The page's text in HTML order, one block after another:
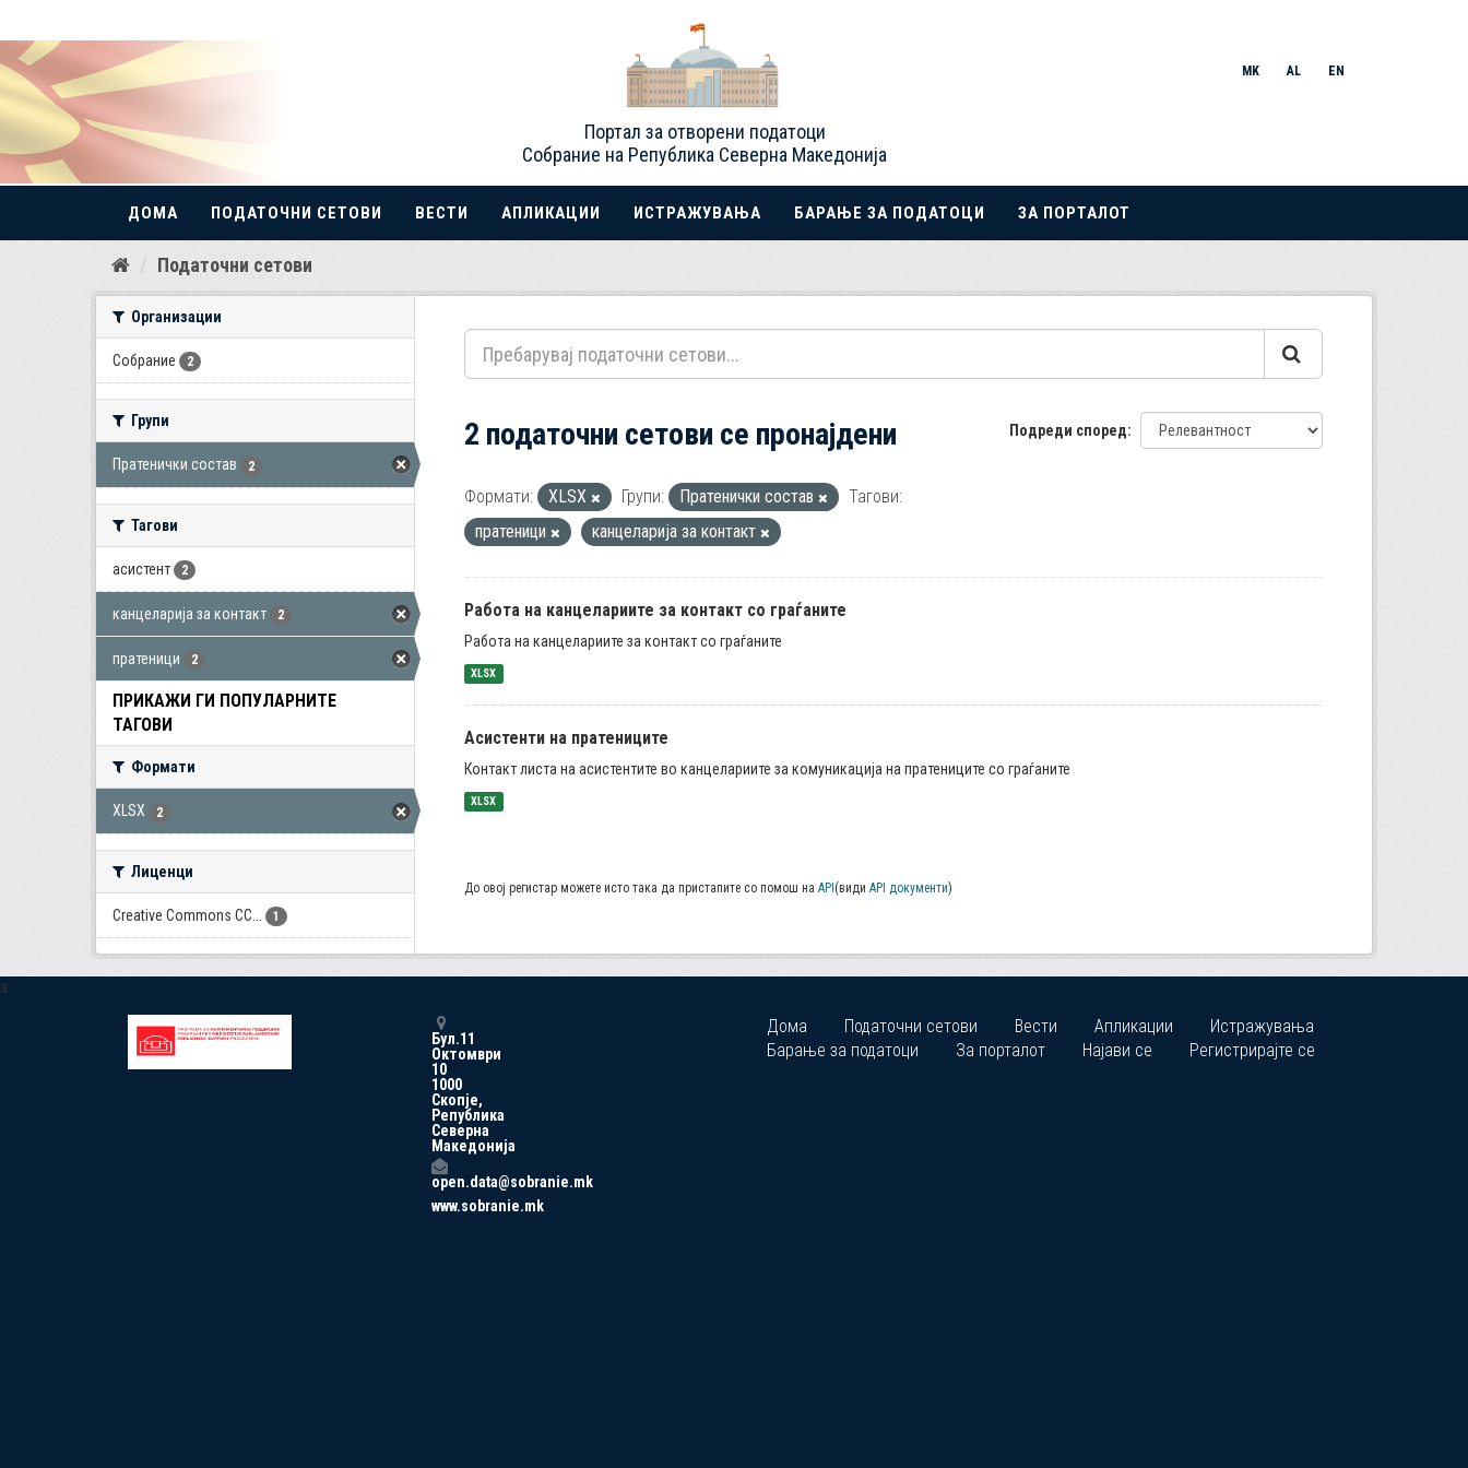
Прескокнете
Портал за отворени податоци
Собрание на Република Северна Македонија
MK AL EN
ДОМА ПОДАТОЧНИ СЕТОВИ ВЕСТИ АПЛИКАЦИИ ИСТРАЖУВАЊА БАРАЊЕ ЗА ПОДАТОЦИ ЗА ПОРТАЛОТ
Податочни сетови
Организации
Собрание 2
Групи
Пратенички состав 2
Тагови
асистент 2
канцеларија за контакт 2
пратеници 2
ПРИКАЖИ ГИ ПОПУЛАРНИТЕ
ТАГОВИ
Формати
XLSX 2
Лиценци
Creative Commons CC... 1
Подреди според
2 податочни сетови се пронајдени
Формати: XLSX Групи: Пратенички состав
Тагови:
пратеници
канцеларија за контакт
Работа на канцелариите за контакт со граѓаните
Работа на канцелариите за контакт со граѓаните
XLSX
Асистенти на пратениците
Контакт листа на асистентите во канцелариите за комуникација на пратениците со граѓаните
XLSX
До овој регистар можете исто така да пристапите со помош на API (види API документи)
a
Бул.11
Октомври
10
1000
Скопје,
Република
Северна
Македонија
open.data@sobranie.mk
www.sobranie.mk
Дома Податочни сетови Вести Апликации
Истражувања
Барање за податоци
За порталот Најави се Регистрирајте се